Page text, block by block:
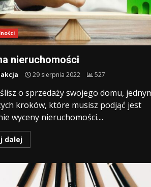
nieruchomości
29 sierpnia 2022 527
o sprzedaży swojego domu,
kroków, które musisz podjąć jest
wyceny nieruchomości....
dalej